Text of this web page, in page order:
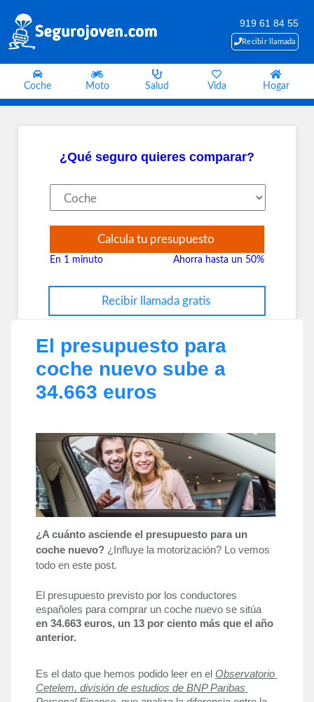
919 61 84 55
Recibir llamada
Coche Moto Salud Vida Hogar
¿Qué seguro quieres comparar?
Calcula tu presupuesto
En 1 minuto Ahorra hasta un 50%
Recibir llamada gratis
El presupuesto para
coche nuevo sube a
34.663 euros
¿A cuánto asciende el presupuesto para un
coche nuevo? ¿Influye la motorización? Lo vemos
todo en este post.
El presupuesto previsto por los conductores
españoles para comprar un coche nuevo se sitúa
en 34.663 euros, un 13 por ciento más que el año
anterior.
Es el dato que hemos podido leer en el Observatorio
Cetelem, división de estudios de BNP Paribas